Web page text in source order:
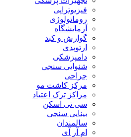
فیزیوتراپی
روماتولوژی
آزمایشگاه
گوارش و کبد
دامپزشکی
شنوایی سنجی
مرکز کاشت مو
مراکز ترک اعتیاد
سی تی اسکن
بینایی سنجی